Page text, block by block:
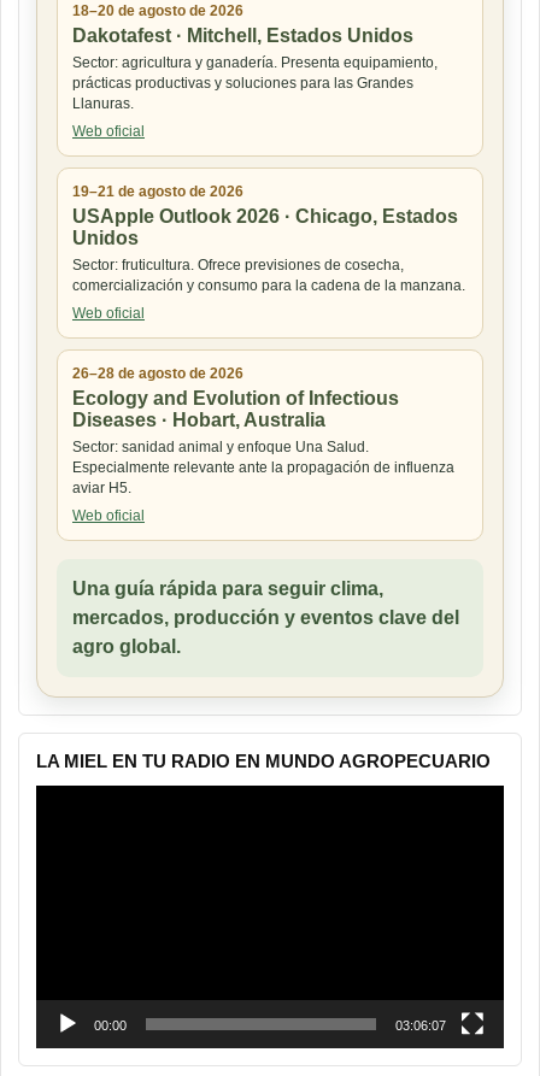
18–20 de agosto de 2026
Dakotafest · Mitchell, Estados Unidos
Sector: agricultura y ganadería. Presenta equipamiento,
prácticas productivas y soluciones para las Grandes
Llanuras.
Web oficial
19–21 de agosto de 2026
USApple Outlook 2026 · Chicago, Estados
Unidos
Sector: fruticultura. Ofrece previsiones de cosecha,
comercialización y consumo para la cadena de la manzana.
Web oficial
26–28 de agosto de 2026
Ecology and Evolution of Infectious
Diseases · Hobart, Australia
Sector: sanidad animal y enfoque Una Salud.
Especialmente relevante ante la propagación de influenza
aviar H5.
Web oficial
Una guía rápida para seguir clima,
mercados, producción y eventos clave del
agro global.
LA MIEL EN TU RADIO EN MUNDO AGROPECUARIO
00:00 03:06:07